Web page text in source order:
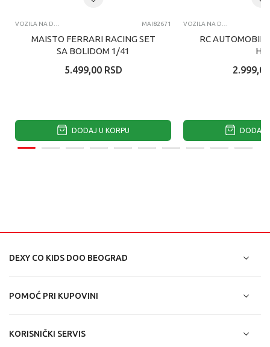
MAI82671
MAISTO FERRARI RACING SET
SA BOLIDOM 1/41
5.499,00 RSD
DODAJ U KORPU
RC AUTOMOBIL
H3
2.999,00
DODAJ
DEXY CO KIDS DOO BEOGRAD
POMOĆ PRI KUPOVINI
KORISNIČKI SERVIS